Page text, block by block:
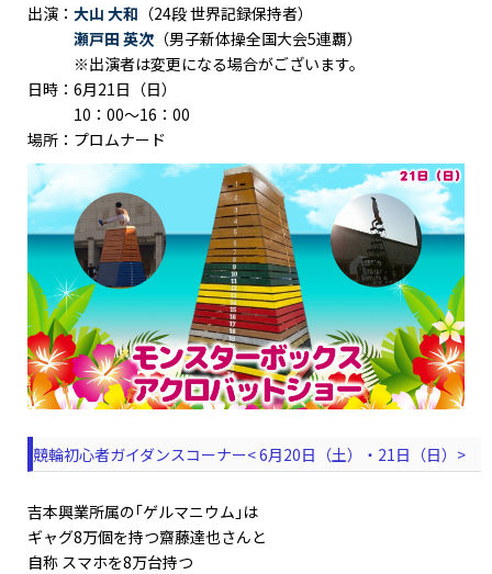
出演： 大山 大和 （24段 世界記録保持者）
瀬戸田 英次 （男子新体操全国大会5連覇）
※出演者は変更になる場合がございます。
日時：6月21日（日）
10：00～16：00
場所：プロムナード
競輪初心者ガイダンスコーナー< 6月20日（土）・21日（日）>
吉本興業所属の｢ゲルマニウム｣は
ギャグ8万個を持つ齋藤達也さんと
自称 スマホを8万台持つ